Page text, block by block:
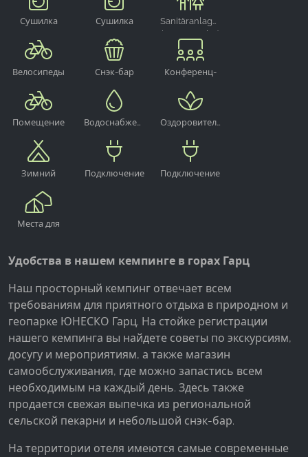
Сушилка Сушилка
Sanitäranlagen
( WC, Dusche)
Велосипеды Снэк-бар
Конференц-
Помещение
велосипедов
Водоснабжение
водоотведение
(пресная
вода, серая
Оздоровительный
Зимний
Подключение
Подключение
Места для
Удобства в нашем кемпинге в горах Гарц
Наш просторный кемпинг отвечает всем
требованиям для приятного отдыха в природном и
геопарке ЮНЕСКО Гарц. На стойке регистрации
нашего кемпинга вы найдете советы по экскурсиям,
досугу и мероприятиям, а также магазин
самообслуживания, где можно запастись всем
необходимым на каждый день. Здесь также
продается свежая выпечка из региональной
сельской пекарни и небольшой снэк-бар.
На территории отеля имеются самые современные